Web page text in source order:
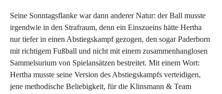
Seine Sonntagsflanke war dann anderer Natur: der Ball musste
irgendwie in den Strafraum, denn ein Einszueins hätte Hertha
nur tiefer in einen Abstiegskampf gezogen, den sogar Paderborn
mit richtigem Fußball und nicht mit einem zusammenhanglosen
Sammelsurium von Spielansätzen bestreitet. Mit einem Wort:
Hertha musste seine Version des Abstiegskampfs verteidigen,
jene methodische Beliebigkeit, für die Klinsmann & Team